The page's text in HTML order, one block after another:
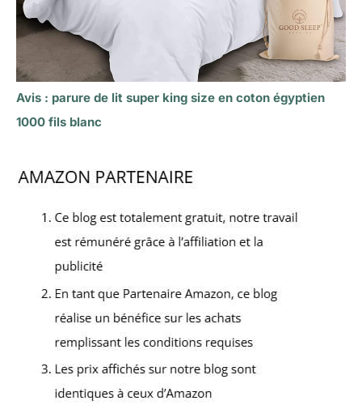
Avis : parure de lit super king size en coton égyptien
1000 fils blanc